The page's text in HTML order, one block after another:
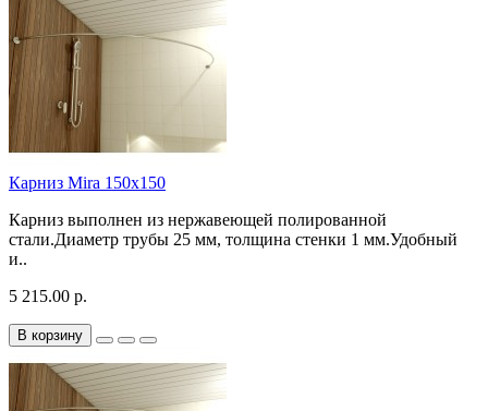
Карниз Mira 150х150
Карниз выполнен из нержавеющей полированной
стали.Диаметр трубы 25 мм, толщина стенки 1 мм.Удобный
и..
5 215.00 р.
В корзину